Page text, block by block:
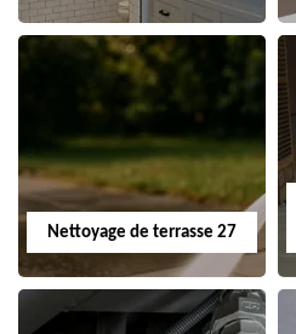
Nettoyage de terrasse 27